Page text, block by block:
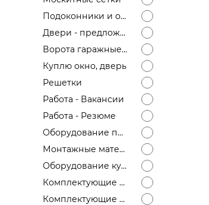
Подоконники и отливы
Двери - предложение
Ворота гаражные, откатные, распашные
Куплю окно, дверь
Решетки
Работа - Вакансии
Работа - Резюме
Оборудование продам
Монтажные материалы
Оборудование куплю
Комплектующие для окон, дверей - предложение
Комплектующие для окон, дверей - спрос